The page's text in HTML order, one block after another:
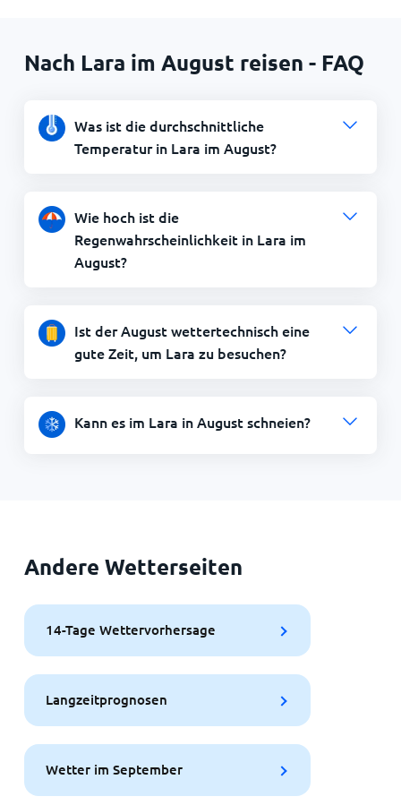
Nach Lara im August reisen - FAQ
Was ist die durchschnittliche
Temperatur in Lara im August?
Wie hoch ist die
Regenwahrscheinlichkeit in Lara im
August?
Ist der August wettertechnisch eine
gute Zeit, um Lara zu besuchen?
Kann es im Lara in August schneien?
Andere Wetterseiten
14-Tage Wettervorhersage
Langzeitprognosen
Wetter im September